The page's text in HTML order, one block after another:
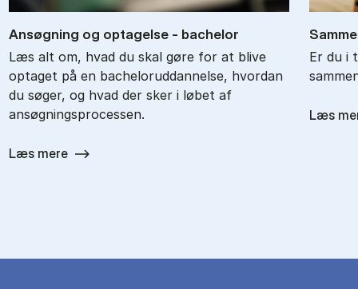
An­søg­ning og op­ta­gel­se - ba­chel­or
Læs alt om, hvad du skal gøre for at blive
optaget på en bacheloruddannelse, hvordan
du søger, og hvad der sker i løbet af
ansøgningsprocessen.
Læs mere
Er du i
Læs